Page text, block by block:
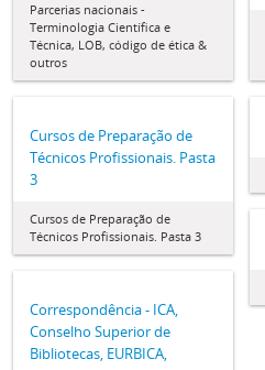
Parcerias nacionais -
Terminologia Científica e
Técnica, LOB, código de ética &
outros
Cursos de Preparação de
Técnicos Profissionais. Pasta
3
Cursos de Preparação de
Técnicos Profissionais. Pasta 3
Correspondência - ICA,
Conselho Superior de
Bibliotecas, EURBICA,